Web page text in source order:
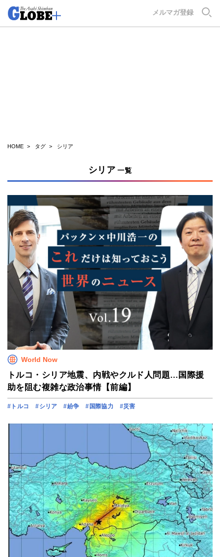
メルマガ登録
HOME タグ シリア
シリア 一覧
World Now
トルコ・シリア地震、内戦やクルド人問題…国際援
助を阻む複雑な政治事情【前編】
#トルコ #シリア #紛争 #国際協力 #災害